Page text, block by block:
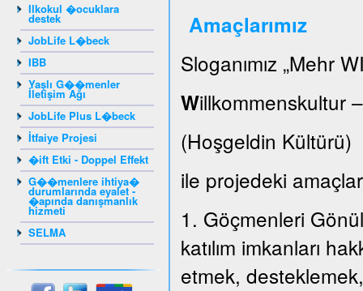
Ilkokul �ocuklara
destek
JobLife L�beck
IBB
Yaşlı G��menler
İletişim Ağı
JobLife Plus L�beck
İtfaiye Projesi
�ift Etki - Doppel Effekt
G��menlere ihtiya�
durumlarında eyalet -
�apında danışmanlık
hizmeti
SELMA
Amaçlarımız
Sloganımız „Mehr
Willkommenskultur
(Hoşgeldin
ile projedeki
1. Göçmenleri
katılım imkanları
etmek, desteklemek,